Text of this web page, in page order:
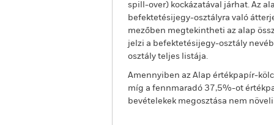
spill-over) kockázatával járhat. Az
befektetésijegy-osztályra való
mezőben megtekintheti az alap
jelzi a befektetésijegy-osztály
osztály teljes listája.
Amennyiben az Alap értékpapír-
míg a fennmaradó 37,5%-ot
bevételekek megosztása nem